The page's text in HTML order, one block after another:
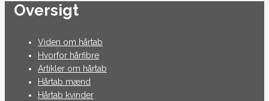
Oversigt
Viden om hårtab
Hvorfor hårfibre
Artikler om hårtab
Hårtab mænd
Hårtab kvinder